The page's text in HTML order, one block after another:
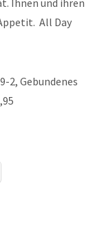
Ihnen und ihren
All Day
2, Gebundenes